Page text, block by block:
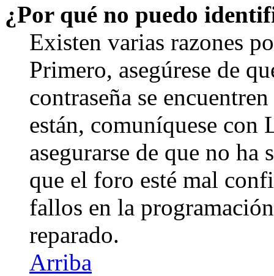
¿Por qué no puedo
Existen varias razones
Primero, asegúrese de
contraseña se
están, comuníquese
asegurarse de que no
que el foro esté mal
fallos en la
reparado.
Arriba